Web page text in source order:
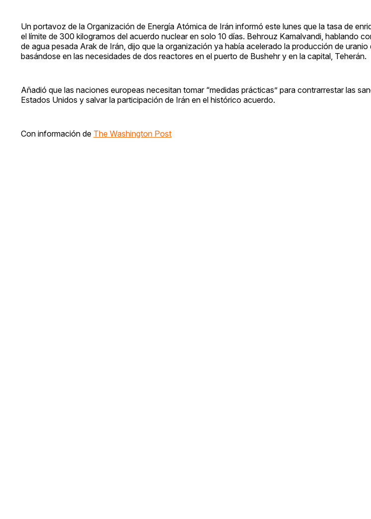
Un portavoz de la Organización de Energía Atómica de Irán informó este lunes que la tasa de
el límite de 300 kilogramos del acuerdo nuclear en solo 10 días. Behrouz Kamalvandi, hablando
de agua pesada Arak de Irán, dijo que la organización ya había acelerado la producción de uranio
basándose en las necesidades de dos reactores en el puerto de Bushehr y en la capital, Teherán.
Añadió que las naciones europeas necesitan tomar “medidas prácticas” para contrarrestar las
Estados Unidos y salvar la participación de Irán en el histórico acuerdo.
Con información de The Washington Post